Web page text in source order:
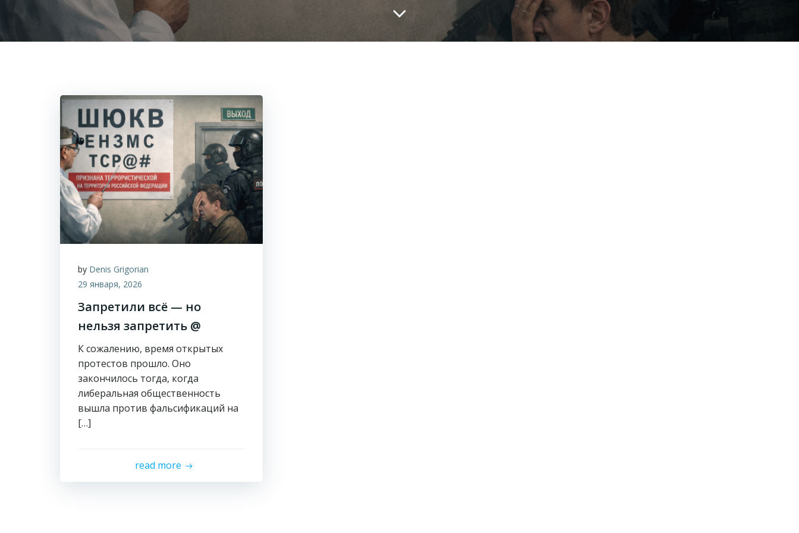
by Denis Grigorian
29 января, 2026
Запретили всё — но
нельзя запретить @
К сожалению, время открытых
протестов прошло. Оно
закончилось тогда, когда
либеральная общественность
вышла против фальсификаций на
[…]
read more